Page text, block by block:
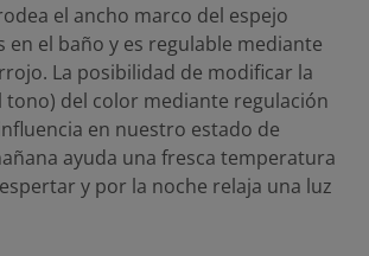
el ancho marco del espejo
en el baño y es regulable mediante
La posibilidad de modificar la
del color mediante regulación
en nuestro estado de
ayuda una fresca temperatura
y por la noche relaja una luz